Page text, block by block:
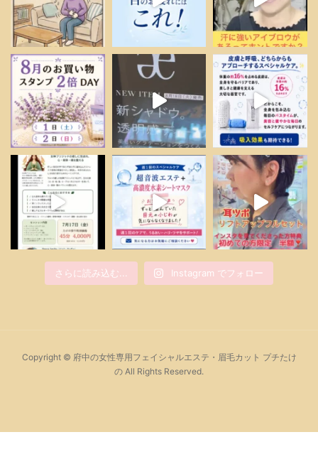
さらに読み込む... Instagram でフォロー
Copyright © 府中の女性専用フェイシャルエステ・眉毛カット プチたけ
の All Rights Reserved.